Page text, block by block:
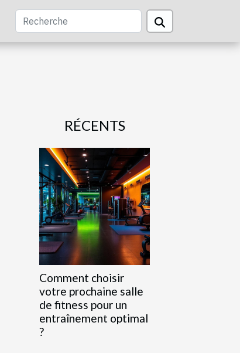
RÉCENTS
Comment choisir
votre prochaine salle
de fitness pour un
entraînement optimal
?